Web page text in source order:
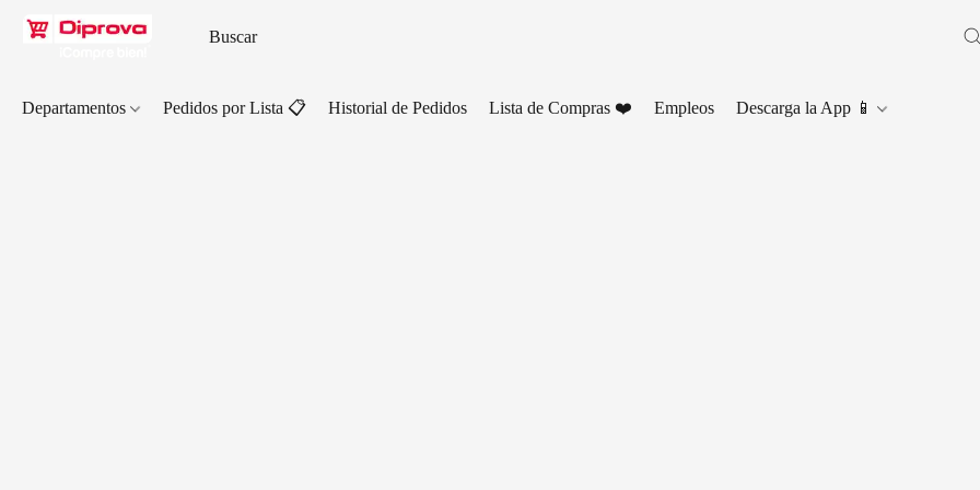
Departamentos Pedidos por Lista 📋 Historial de Pedidos Lista de Compras ❤️ Empleos Descarga la App 📱